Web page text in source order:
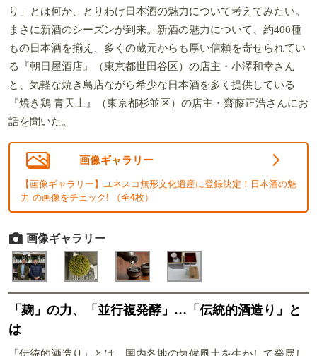
り」とは何か、とりわけ日本酒の魅力について考えてみたい。
まさに新酒のシーズンが到来。新酒の魅力について、約400種
もの日本酒を揃え、多くの蔵元からも厚い信頼を寄せられてい
る『朝日屋酒店』（東京都世田谷区）の店主・小澤和幸さん
と、気軽な焼き鳥店ながら希少な日本酒を多く提供している
『焼き鶏 青天上』（東京都杉並区）の店主・齋藤正浩さんにお
話を聞いた。
画像ギャラリー
【画像ギャラリー】ユネスコ無形文化遺産に登録決定！日本酒の魅
力 の画像をチェック! （全4枚）
画像ギャラリー
「麹」の力、「並行複発酵」…「伝統的酒造り」と
は
「伝統的酒造り」とは、国内各地の気候風土を生かして発展し